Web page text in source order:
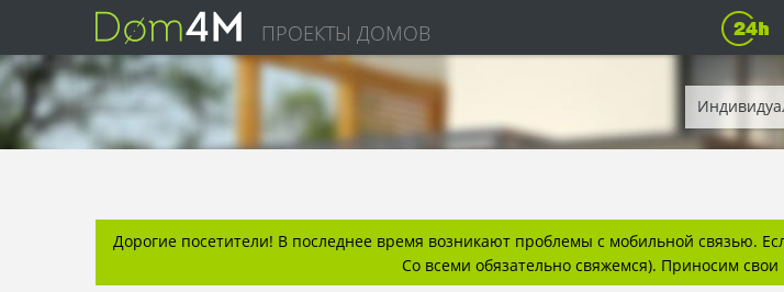
ПРОЕКТЫ ДОМОВ
Дорогие посетители! В последнее время возникают проблемы с мобильной связью.
Со всеми обязательно свяжемся). Приносим